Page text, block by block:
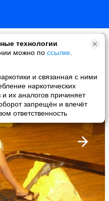
технологии
можно по ссылке
и связанная с ними
наркотических
их аналогов причиняет
запрещён и влечёт
ответственность